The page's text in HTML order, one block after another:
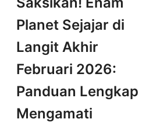
Planet Sejajar di
Langit Akhir
Februari 2026:
Panduan Lengkap
Mengamati